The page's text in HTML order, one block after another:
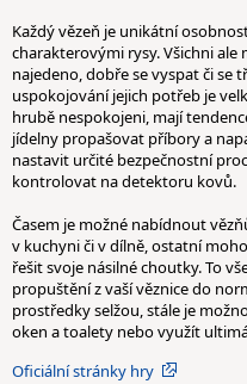
Každý vězeň je unikátní
charakterovými rysy. Všichni
najedeno, dobře se vyspat či se
uspokojování jejich potřeb je
hrubě nespokojeni, mají
jídelny propašovat příbory a
nastavit určité bezpečnostní
kontrolovat na detektoru kovů.
Časem je možné nabídnout
v kuchyni či v dílně, ostatní
řešit svoje násilné choutky. To
propuštění z vaší věznice do
prostředky selžou, stále je
oken a toalety nebo využít
Oficiální stránky hry